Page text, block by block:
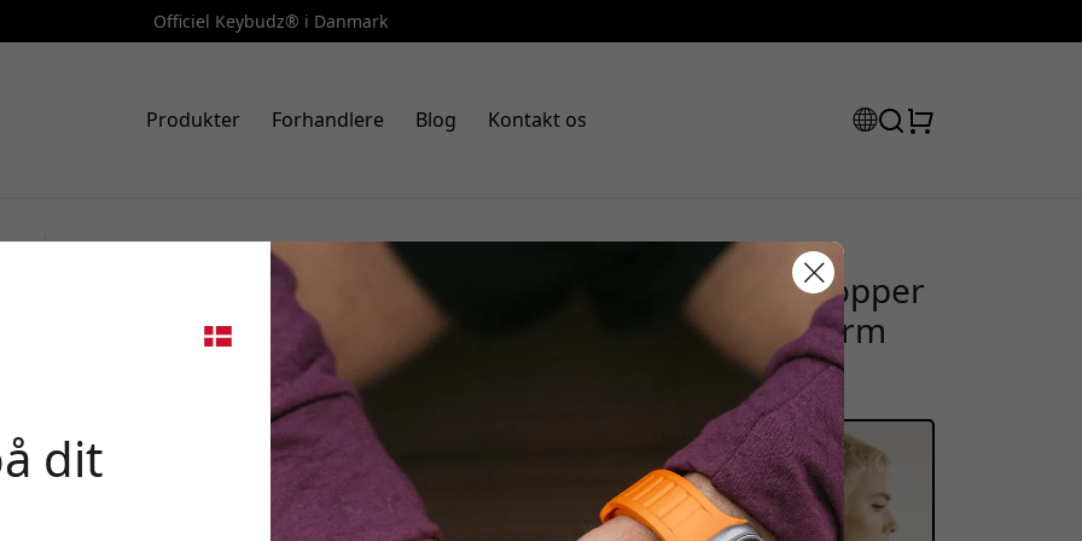
Officiel Keybudz® i Danmark
Produkter Forhandlere Blog Kontakt os
Varenr.: APP3_S11_BLK_MD
KeyBudz HyperFoam Comfort Series skumørepropper
til AirPods Pro 3rd gen, medium, for bedre pasform
og lydisolering - Sort
dit
🎉 Din rabatkode:
Brug denne kode ved kassen for at få 15% rabat.